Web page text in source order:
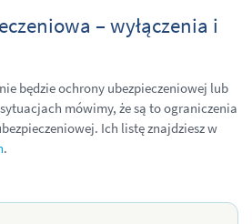
– wyłączenia i
będzie ochrony ubezpieczeniowej lub
mówimy, że są to ograniczenia
Ich listę znajdziesz w
.